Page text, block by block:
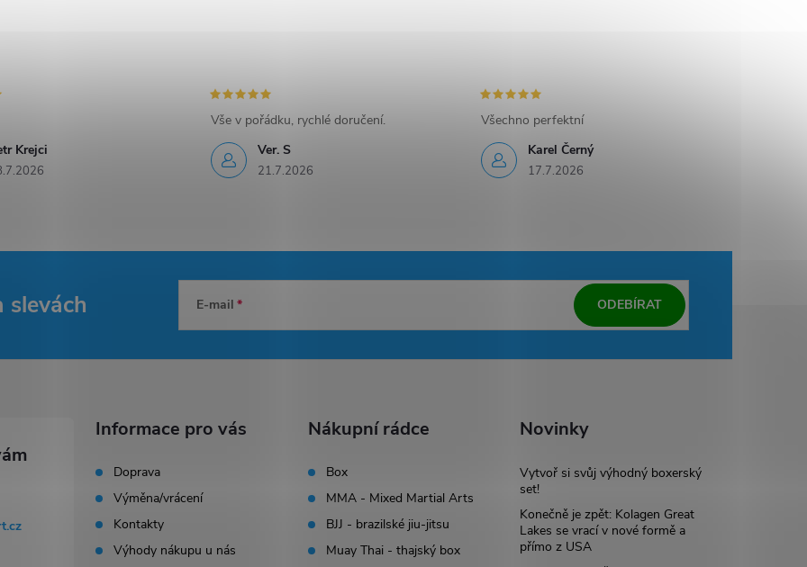
Krejci
Ver. S
21.7.2026
Vše v pořádku, rychlé doručení.
Karel Černý
17.7.2026
Všechno perfektní
slevách E-mail ODEBÍRAT
Informace pro vás
Doprava
Výměna/vrácení
Kontakty
Výhody nákupu u nás
Nákupní rádce
Box
MMA - Mixed Martial Arts
BJJ - brazilské jiu-jitsu
Muay Thai - thajský box
Novinky
Vytvoř si svůj výhodný boxerský
set!
Konečně je zpět: Kolagen Great
Lakes se vrací v nové formě a
přímo z USA